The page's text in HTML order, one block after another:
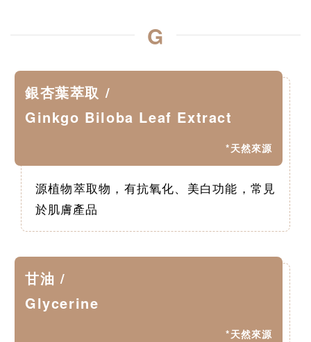
G
銀杏葉萃取 /
Ginkgo Biloba Leaf Extract
*天然來源
源植物萃取物，有抗氧化、美白功能，常見
於肌膚產品
甘油 /
Glycerine
*天然來源